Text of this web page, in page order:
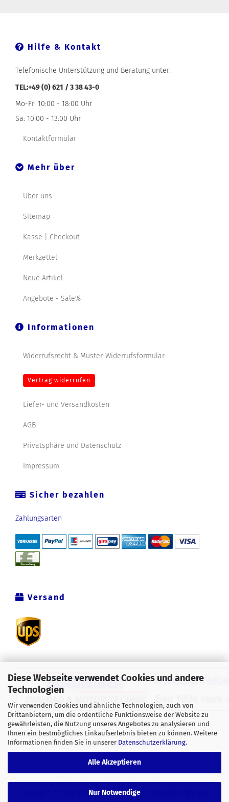
Diese Webseite verwendet Cookies und andere
Technologien
Wir verwenden Cookies und ähnliche Technologien, auch von
Drittanbietern, um die ordentliche Funktionsweise der Website zu
gewährleisten, die Nutzung unseres Angebotes zu analysieren und
Ihnen ein bestmögliches Einkaufserlebnis bieten zu können. Weitere
Informationen finden Sie in unserer Datenschutzerklärung.
Alle Akzeptieren
Nur Notwendige
Hilfe & Kontakt
Telefonische Unterstützung und Beratung unter:
TEL:+49 (0) 621 / 3 38 43-0
Mo-Fr: 10:00 - 18:00 Uhr
Sa: 10:00 - 13:00 Uhr
Kontaktformular
Mehr über
Über uns
Sitemap
Kasse | Checkout
Merkzettel
Neue Artikel
Angebote - Sale%
Informationen
Widerrufsrecht & Muster-Widerrufsformular
Vertrag widerrufen
Liefer- und Versandkosten
AGB
Privatsphäre und Datenschutz
Impressum
Sicher bezahlen
Zahlungsarten
Versand
Alle Preise verstehen sich inklusive der gesetzlichen
Mehrwertsteuer, zzgl.Versandkostensoweit nicht anders
gekennzeichnet.
Onlineshopby Gambio.de © 2026 Gambio ThemesXycons.de
Copyright © 2009-2024 [Schreiber Zweirad & Motor-Technik